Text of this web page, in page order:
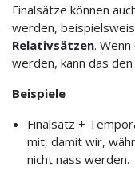
Finalsätze können
werden,
Relativsätzen.
werden, kann das
Beispiele
Finalsatz +
mit, damit wir,
nicht nass werden.